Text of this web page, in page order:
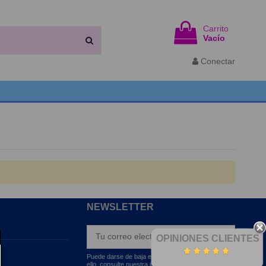
Carrito
Vacío
Conectar
OPINIONES CLIENTES
NEWSLETTER
Puede darse de baja en cualquier momento. Para
ello, consulte nuestra información de contacto en